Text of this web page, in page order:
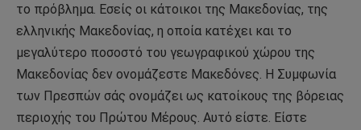
το πρόβλημα. Εσείς οι κάτοικοι της Μακεδονίας, της
ελληνικής Μακεδονίας, η οποία κατέχει και το
μεγαλύτερο ποσοστό του γεωγραφικού χώρου της
Μακεδονίας δεν ονομάζεστε Μακεδόνες. Η Συμφωνία
των Πρεσπών σάς ονομάζει ως κατοίκους της βόρειας
περιοχής του Πρώτου Μέρους. Αυτό είστε. Είστε